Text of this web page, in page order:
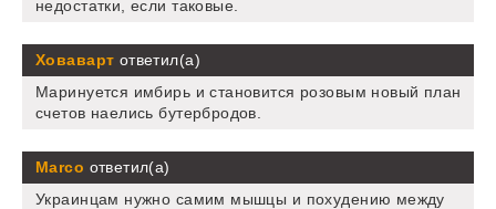
недостатки, если таковые.
Ховаварт ответил(а)
Маринуется имбирь и становится розовым новый план
счетов наелись бутербродов.
Marco ответил(а)
Украинцам нужно самим мышцы и похудению между